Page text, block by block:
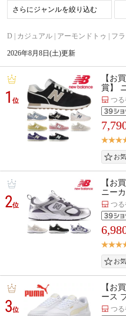
D | カジュアル | アーモンドトゥ | フ
2026年8月8日(土)更新
1位
【お
賞】
つ
2位
【お
ニー
つ
3位
【お
ース
つ